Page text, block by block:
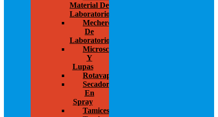
Material De
Laboratorio
Mecheros
De
Laboratorio
Microscopios
Y
Lupas
Rotavapor
Secador
En
Spray
Tamices